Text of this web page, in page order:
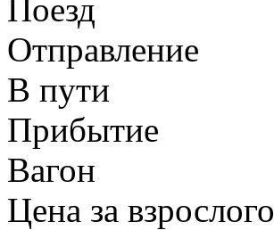
Поезд
Отправление
В пути
Прибытие
Вагон
Цена за взрослого